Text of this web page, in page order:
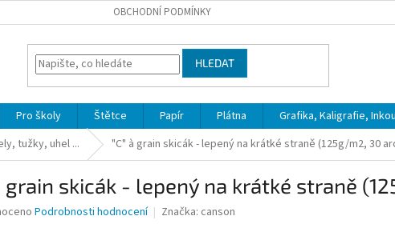
OBCHODNÍ PODMÍNKY
HLEDAT
Pro školy Štětce Papír Plátna Grafika, Kaligrafie,
tužky, uhel ... "C" à grain skicák - lepený na krátké straně (125g/m2, 30
grain skicák - lepený na krátké straně
Podrobnosti hodnocení Značka: canson